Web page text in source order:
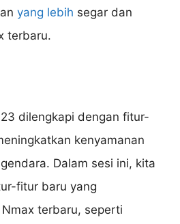
yang lebih segar dan
terbaru.
dilengkapi dengan fitur-
kenyamanan
Dalam sesi ini, kita
fitur baru yang
terbaru, seperti